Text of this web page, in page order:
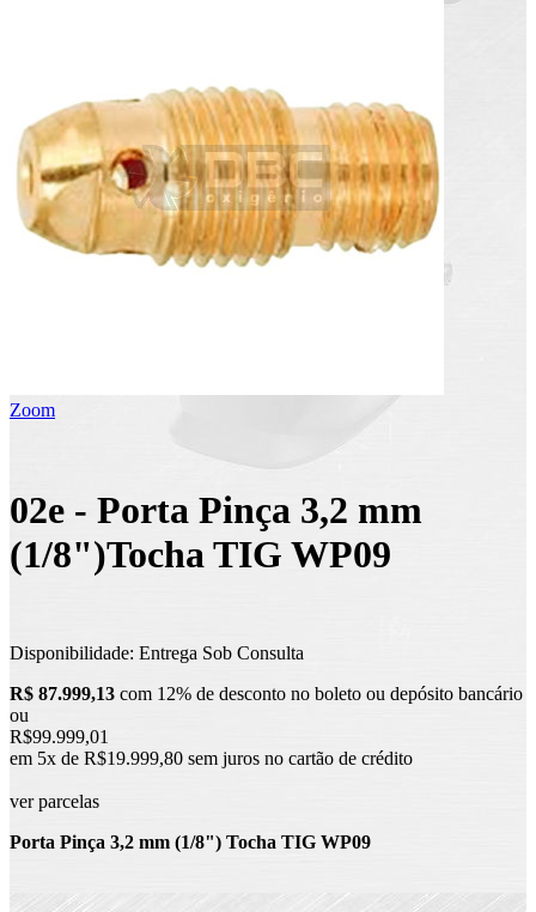
Zoom
02e - Porta Pinça 3,2 mm
(1/8")Tocha TIG WP09
Disponibilidade: Entrega Sob Consulta
R$ 87.999,13 com 12% de desconto no boleto ou depósito bancário
ou
R$99.999,01
em 5x de R$19.999,80 sem juros no cartão de crédito
ver parcelas
Porta Pinça 3,2 mm (1/8") Tocha TIG WP09